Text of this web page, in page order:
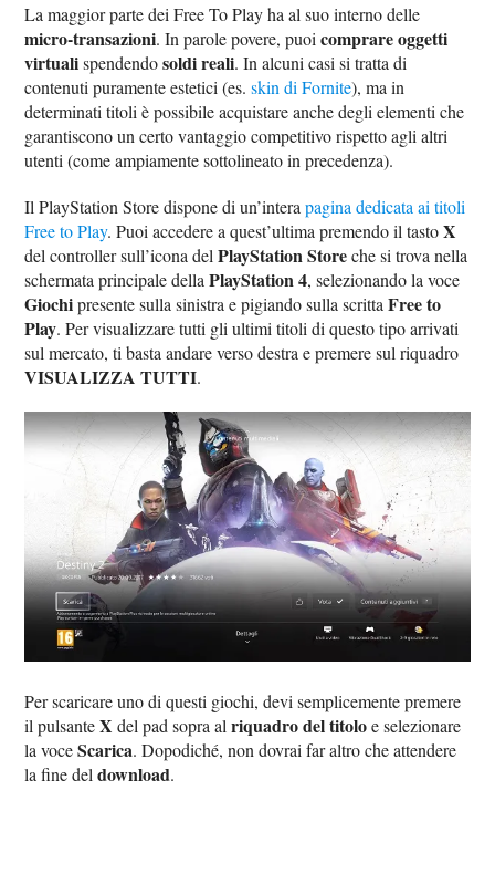
La maggior parte dei Free To Play ha al suo interno delle
micro-transazioni. In parole povere, puoicomprare oggetti
virtualispendendosoldi reali. In alcuni casi si tratta di
contenuti puramente estetici (es.skin di Fornite), ma in
determinati titoli è possibile acquistare anche degli elementi che
garantiscono un certo vantaggio competitivo rispetto agli altri
utenti (come ampiamente sottolineato in precedenza).
Il PlayStation Store dispone di un’interapagina dedicata ai titoli
Free to Play. Puoi accedere a quest’ultima premendo il tastoX
del controller sull’icona delPlayStation Storeche si trova nella
schermata principale dellaPlayStation 4, selezionando la voce
Giochipresente sulla sinistra e pigiando sulla scrittaFree to
Play. Per visualizzare tutti gli ultimi titoli di questo tipo arrivati
sul mercato, ti basta andare verso destra e premere sul riquadro
VISUALIZZA TUTTI.
Per scaricare uno di questi giochi, devi semplicemente premere
il pulsanteX del pad sopra alriquadro del titoloe selezionare
la voceScarica. Dopodiché, non dovrai far altro che attendere
la fine deldownload.